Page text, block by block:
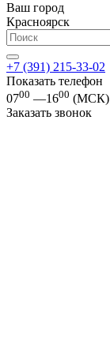
Ваш город
Красноярск
+7 (391) 215-33-02
Показать телефон
0700 —1600 (МСК)
Заказать звонок